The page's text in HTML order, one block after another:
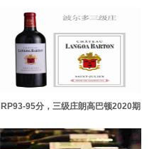
RP93-95分，三级庄朗高巴顿2020期